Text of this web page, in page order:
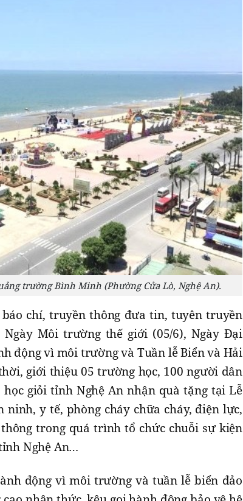
trường Bình Minh (Phường Cửa Lò, Nghệ An).
chí, truyền thông đưa tin, tuyên truyền
Môi trường thế giới (05/6), Ngày Đại
động vì môi trường và Tuần lễ Biển và Hải
giới thiệu 05 trường học, 100 người dân
giỏi tỉnh Nghệ An nhận quà tặng tại Lễ
ninh, y tế, phòng cháy chữa cháy, điện lực,
trong quá trình tổ chức chuỗi sự kiện
Nghệ An…
động vì môi trường và tuần lễ biển đảo